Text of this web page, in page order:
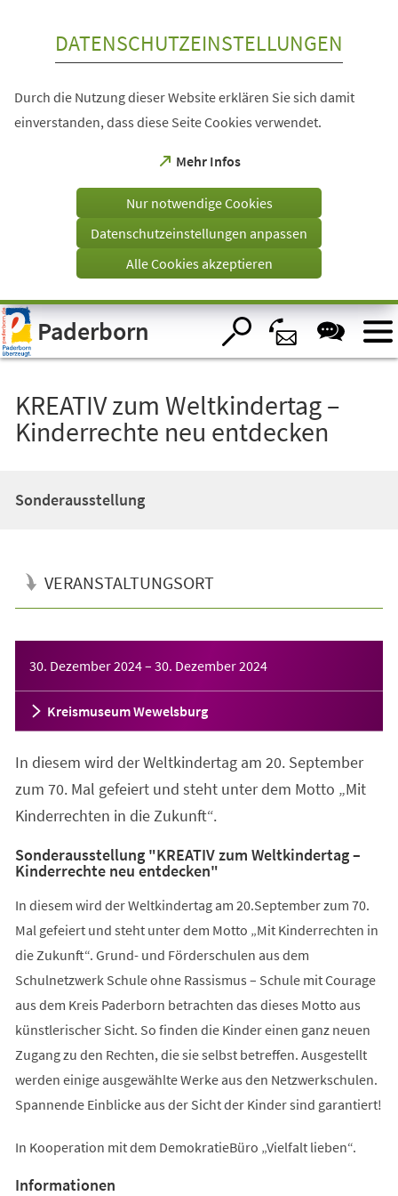
Visuelle
Assistenzsoftware
öffnen.
DATENSCHUTZEINSTELLUNGEN
Durch die Nutzung dieser Website erklären Sie sich damit
einverstanden, dass diese Seite Cookies verwendet.
Mehr Infos
(Öffnet
einem
Tab)
Nur notwendige Cookies
Datenschutzeinstellungen anpassen
Alle Cookies akzeptieren
Paderborn
KREATIV zum Weltkindertag –
Kinderrechte neu entdecken
Sonderausstellung
VERANSTALTUNGSORT
30. Dezember 2024– 30. Dezember 2024
Kreismuseum Wewelsburg
In diesem wird der Weltkindertag am 20. September
zum 70. Mal gefeiert und steht unter dem Motto „Mit
Kinderrechten in die Zukunft“.
Sonderausstellung "KREATIV zum Weltkindertag –
Kinderrechte neu entdecken"
In diesem wird der Weltkindertag am 20.September zum 70.
Mal gefeiert und steht unter dem Motto „Mit Kinderrechten in
die Zukunft“. Grund- und Förderschulen aus dem
Schulnetzwerk Schule ohne Rassismus – Schule mit Courage
aus dem Kreis Paderborn betrachten das dieses Motto aus
künstlerischer Sicht. So finden die Kinder einen ganz neuen
Zugang zu den Rechten, die sie selbst betreffen. Ausgestellt
werden einige ausgewählte Werke aus den Netzwerkschulen.
Spannende Einblicke aus der Sicht der Kinder sind garantiert!
In Kooperation mit dem DemokratieBüro „Vielfalt lieben“.
Informationen